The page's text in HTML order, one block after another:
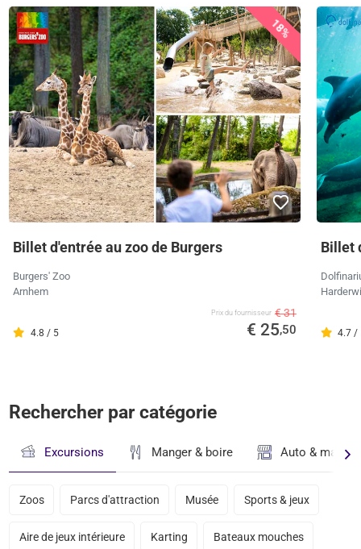
18%
Billet d'entrée au zoo de Burgers
Burgers' Zoo
Arnhem
4.8 / 5
Prix ​​du fournisseur € 31
€ 25,50
Billet
4.7 /
Rechercher par catégorie
Excursions Manger & boire Auto &
Zoos Parcs d'attraction Musée Sports & jeux
Aire de jeux intérieure Karting Bateaux mouches